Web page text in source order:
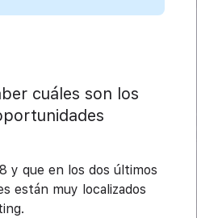
cuáles son los
y que en los dos últimos
están muy localizados